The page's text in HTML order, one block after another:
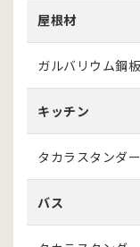
屋根材
ガルバリウム鋼板
キッチン
タカラスタンダ
バス